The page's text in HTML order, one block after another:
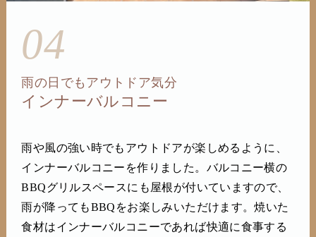
04
雨の日でもアウトドア気分
インナーバルコニー
雨や風の強い時でもアウトドアが楽しめるように、
インナーバルコニーを作りました。バルコニー横の
BBQグリルスペースにも屋根が付いていますので、
雨が降ってもBBQをお楽しみいただけます。焼いた
食材はインナーバルコニーであれば快適に食事する